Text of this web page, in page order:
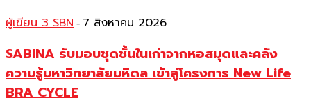
ผู้เขียน 3 SBN - 7 สิงหาคม 2026
SABINA รับมอบชุดชั้นในเก่าจากหอสมุดและคลัง
ความรู้มหาวิทยาลัยมหิดล เข้าสู่โครงการ New Life
BRA CYCLE